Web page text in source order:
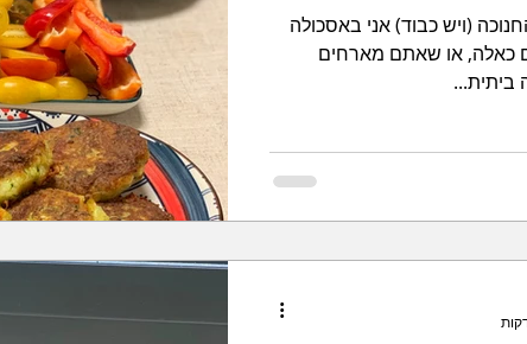
(ויש כבוד) אני באסכולה
כאלה, או שאתם מארחים
ביתית...